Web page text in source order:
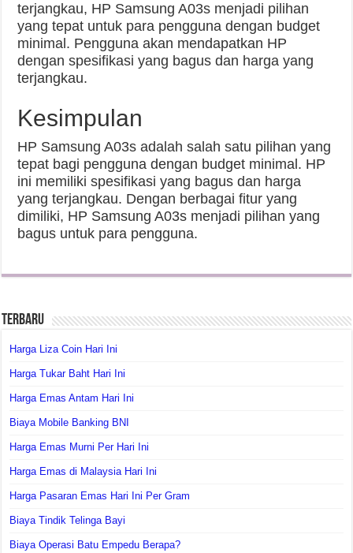
terjangkau, HP Samsung A03s menjadi pilihan
yang tepat untuk para pengguna dengan budget
minimal. Pengguna akan mendapatkan HP
dengan spesifikasi yang bagus dan harga yang
terjangkau.
Kesimpulan
HP Samsung A03s adalah salah satu pilihan yang
tepat bagi pengguna dengan budget minimal. HP
ini memiliki spesifikasi yang bagus dan harga
yang terjangkau. Dengan berbagai fitur yang
dimiliki, HP Samsung A03s menjadi pilihan yang
bagus untuk para pengguna.
Terbaru
Harga Liza Coin Hari Ini
Harga Tukar Baht Hari Ini
Harga Emas Antam Hari Ini
Biaya Mobile Banking BNI
Harga Emas Murni Per Hari Ini
Harga Emas di Malaysia Hari Ini
Harga Pasaran Emas Hari Ini Per Gram
Biaya Tindik Telinga Bayi
Biaya Operasi Batu Empedu Berapa?